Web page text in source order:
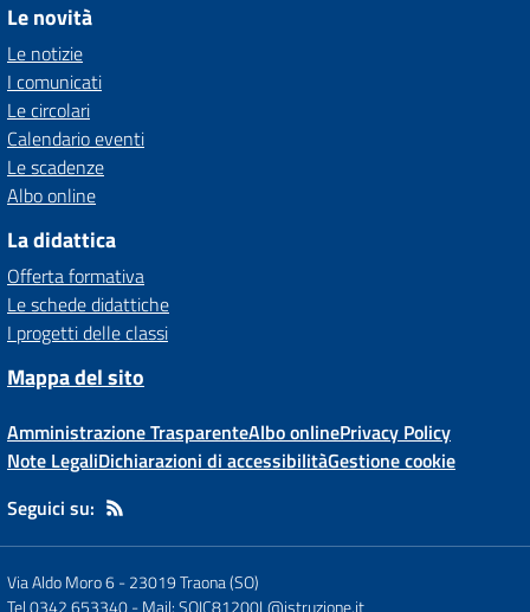
Le novità
Le notizie
I comunicati
Le circolari
Calendario eventi
Le scadenze
Albo online
La didattica
Offerta formativa
Le schede didattiche
I progetti delle classi
Mappa del sito
Amministrazione TrasparenteAlbo onlinePrivacy Policy
Note LegaliDichiarazioni di accessibilitàGestione cookie
Seguici su:
Via Aldo Moro 6-23019 Traona (SO)
Tel 0342 653340- Mail:SOIC81200L@istruzione.it